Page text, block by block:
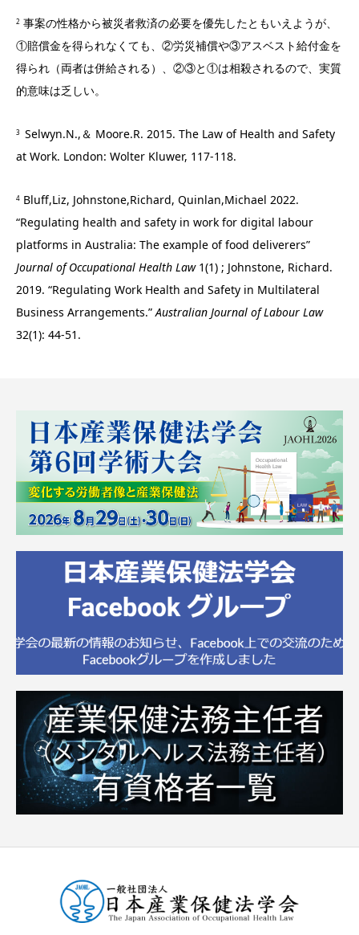
2 事案の性格から被災者救済の必要を優先したともいえようが、
①賠償金を得られなくても、②労災補償や③アスベスト給付金を
得られ（両者は併給される）、②③と①は相殺されるので、実質
的意味は乏しい。
3
Selwyn.N.,＆ Moore.R. 2015. The Law of Health and Safety
at Work. London: Wolter Kluwer, 117-118.
4 Bluff,Liz, Johnstone,Richard, Quinlan,Michael 2022.
“Regulating health and safety in work for digital labour
platforms in Australia: The example of food deliverers”
Journal of Occupational Health Law 1(1) ; Johnstone, Richard.
2019. “Regulating Work Health and Safety in Multilateral
Business Arrangements.”Australian Journal of Labour Law
32(1): 44-51.